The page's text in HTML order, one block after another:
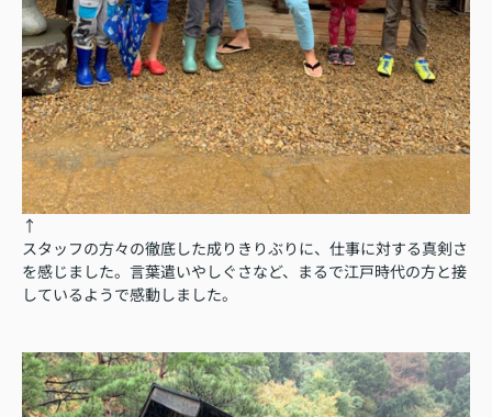
↑
スタッフの方々の徹底した成りきりぶりに、仕事に対する真剣さ
を感じました。言葉遣いやしぐさなど、まるで江戸時代の方と接
しているようで感動しました。